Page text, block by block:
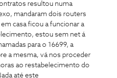
resultou numa
mandaram dois routers
casa ficou a funcionar a
estou sem net á
para o 16699, a
a mesma, vá nos proceder
ao restabelecimento do
até este